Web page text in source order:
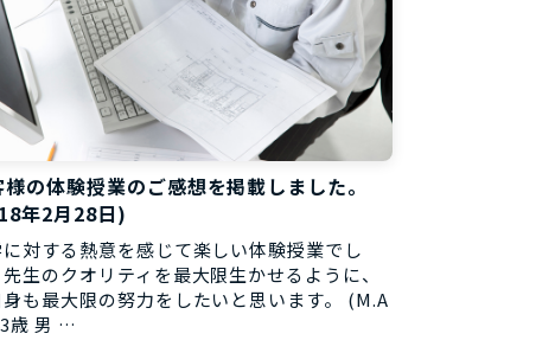
様の体験授業のご感想を掲載しました。
年2月28日)
対する熱意を感じて楽しい体験授業でし
生のクオリティを最大限生かせるように、
も最大限の努力をしたいと思います。 (M.A
歳 男 …